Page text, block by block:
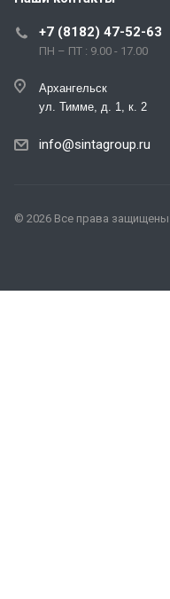
+7 (8182) 47-52-63
ПН – ПТ : 9.00 - 17.00
Архангельск
ул. Тимме, д. 1, к. 2
info@sintagroup.ru
© 2026 Все права защищены.